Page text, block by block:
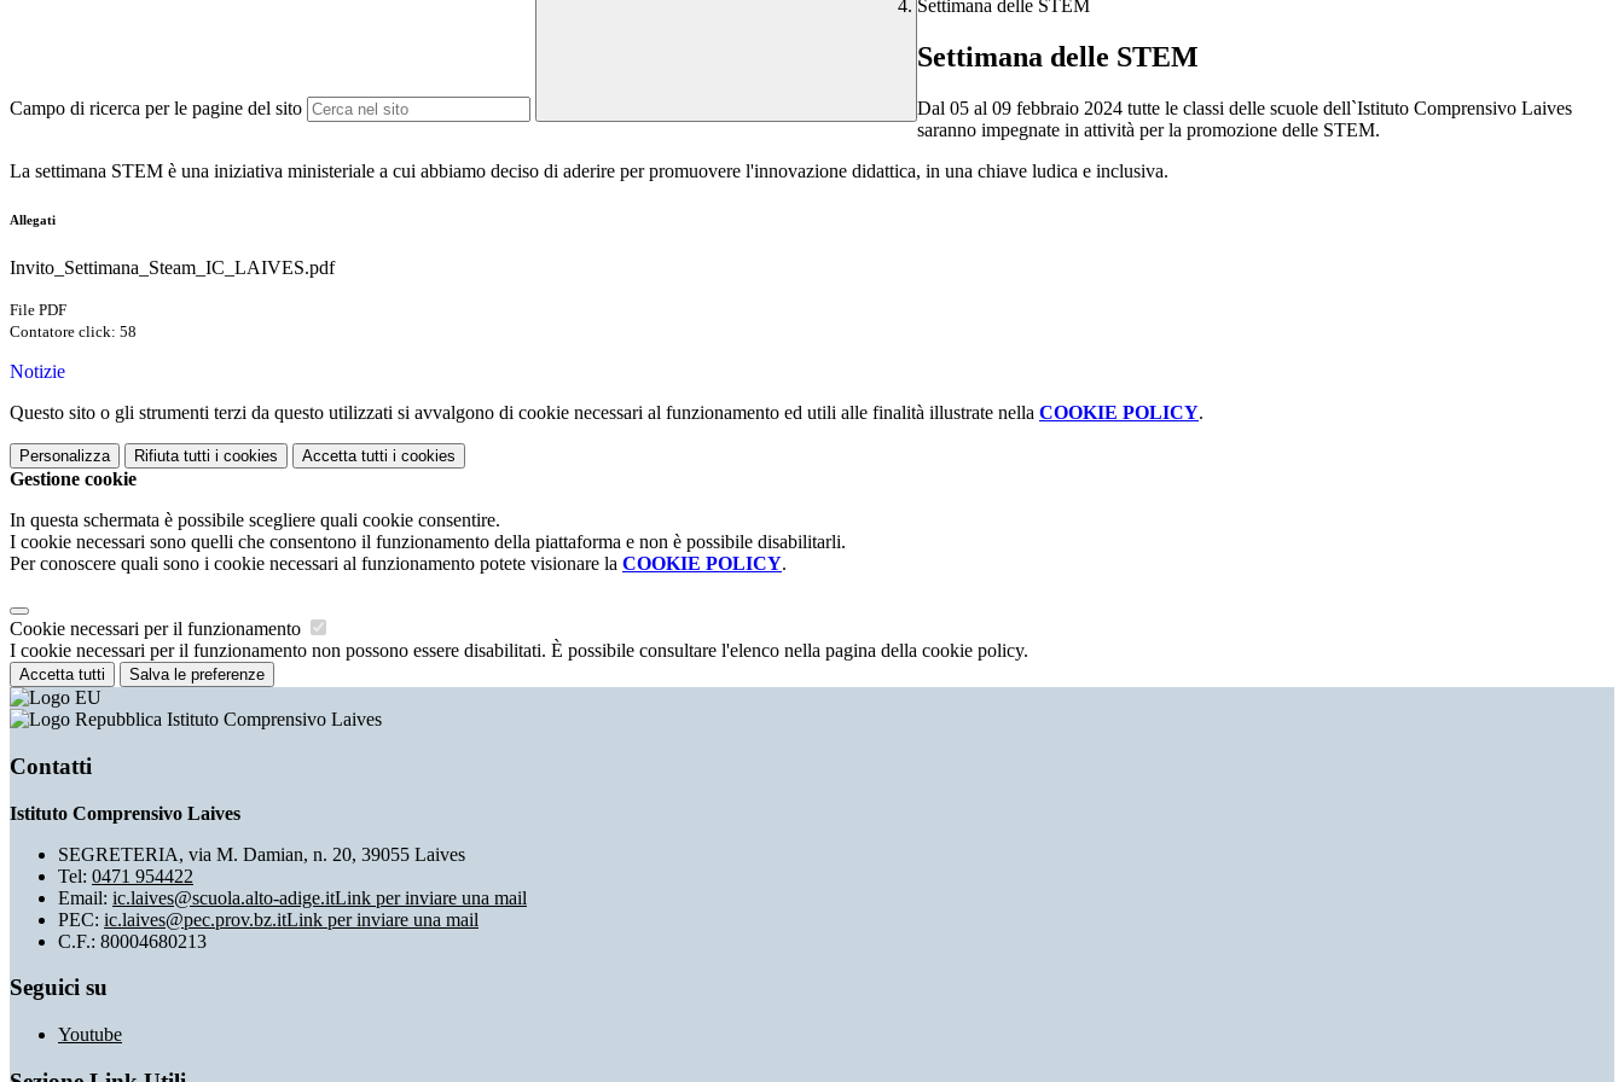
Campo di ricerca per le pagine del sito
Settimana delle STEM
Settimana delle STEM
Dal 05 al 09 febbraio 2024 tutte le classi delle scuole dell`Istituto Comprensivo Laives
saranno impegnate in attività per la promozione delle STEM.
La settimana STEM è una iniziativa ministeriale a cui abbiamo deciso di aderire per promuovere l'innovazione didattica, in una chiave ludica e inclusiva.
Allegati
Invito_Settimana_Steam_IC_LAIVES.pdf
File PDF
Contatore click: 58
Notizie
Questo sito o gli strumenti terzi da questo utilizzati si avvalgono di cookie necessari al funzionamento ed utili alle finalità illustrate nella COOKIE POLICY.
Personalizza Rifiuta tutti i cookies Accetta tutti i cookies
Gestione cookie
In questa schermata è possibile scegliere quali cookie consentire.
I cookie necessari sono quelli che consentono il funzionamento della piattaforma e non è possibile disabilitarli.
Per conoscere quali sono i cookie necessari al funzionamento potete visionare la COOKIE POLICY.
Cookie necessari per il funzionamento
I cookie necessari per il funzionamento non possono essere disabilitati. È possibile consultare l'elenco nella pagina della cookie policy.
Accetta tutti Salva le preferenze
Istituto Comprensivo Laives
Contatti
Istituto Comprensivo Laives
SEGRETERIA, via M. Damian, n. 20, 39055 Laives
Tel: 0471 954422
Email: ic.laives@scuola.alto-adige.itLink per inviare una mail
PEC: ic.laives@pec.prov.bz.itLink per inviare una mail
C.F.: 80004680213
Seguici su
Youtube